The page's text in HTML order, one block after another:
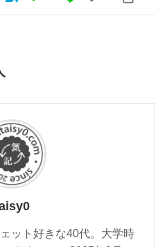
ット好きな40代。大学時